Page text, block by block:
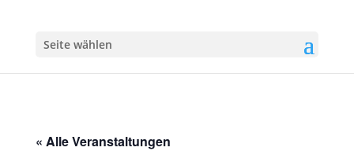
Seite wählen
« Alle Veranstaltungen